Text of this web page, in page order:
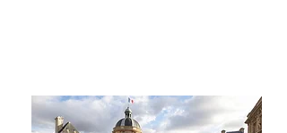
Par Sénateur